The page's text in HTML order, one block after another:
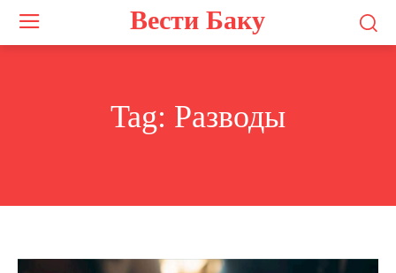
Вести Баку
Tag: Разводы